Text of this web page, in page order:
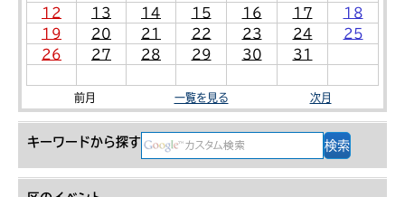
12
13 14 15 16 17
18
19
20 21 22 23 24
25
26
27 28 29 30 31
前月 一覧を見る 次月
キーワードから探す